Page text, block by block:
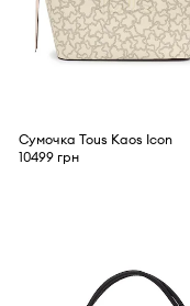
Сумочка Tous Kaos Icon
10499 грн